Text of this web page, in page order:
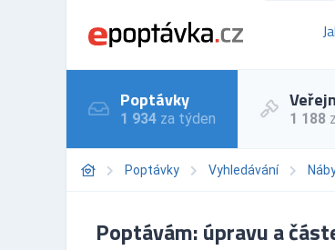
Poptávky
1 934 za týden 1 188
Poptávky Vyhledávání
Poptávám: úpravu a